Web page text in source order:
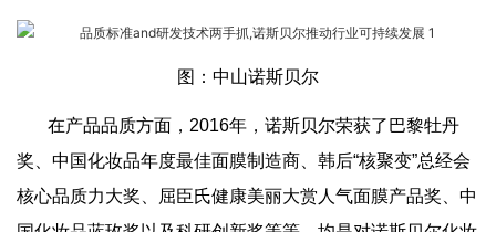
图：中山诺斯贝尔
在产品品质方面，2016年，诺斯贝尔荣获了巴黎牡丹
奖、中国化妆品年度最佳面膜制造商、韩后“核聚变”总经会
核心品质力大奖、屈臣氏健康美丽大赏人气面膜产品奖、中